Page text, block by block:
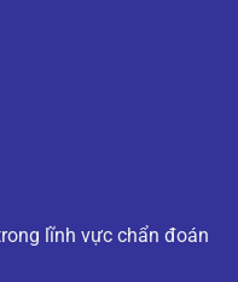
lĩnh vực chẩn đoán